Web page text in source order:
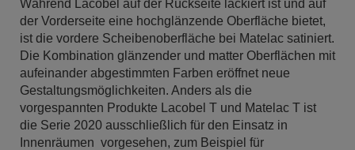
Während Lacobel auf der Rückseite lackiert ist und auf
der Vorderseite eine hochglänzende Oberfläche bietet,
ist die vordere Scheibenoberfläche bei Matelac satiniert.
Die Kombination glänzender und matter Oberflächen mit
aufeinander abgestimmten Farben eröffnet neue
Gestaltungsmöglichkeiten. Anders als die
vorgespannten Produkte Lacobel T und Matelac T ist
die Serie 2020 ausschließlich für den Einsatz in
Innenräumen vorgesehen, zum Beispiel für